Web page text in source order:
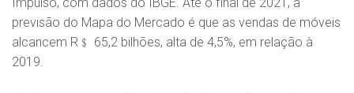
previsão do Mapa do Mercado é que as vendas de móveis
alcancem R﹩ 65,2 bilhões, alta de 4,5%, em relação à
2019.